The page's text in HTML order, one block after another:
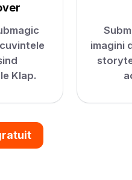
Klap.
imagini